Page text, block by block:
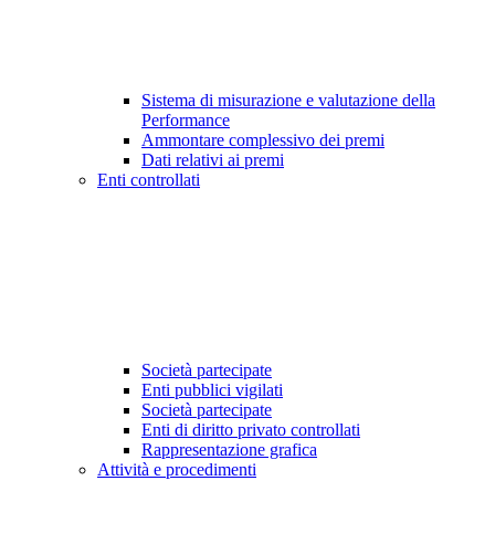
Sistema di misurazione e valutazione della
Performance
Ammontare complessivo dei premi
Dati relativi ai premi
Enti controllati
Società partecipate
Enti pubblici vigilati
Società partecipate
Enti di diritto privato controllati
Rappresentazione grafica
Attività e procedimenti